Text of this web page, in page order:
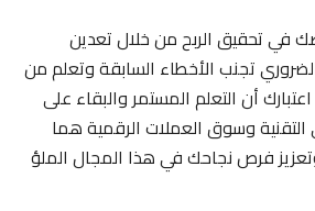
في تحقيق الربح من خلال تعدين
تجنب الأخطاء السابقة وتعلم من
أن التعلم المستمر والبقاء على
التقنية وسوق العملات الرقمية هما
فرص نجاحك في هذا المجال الملؤ